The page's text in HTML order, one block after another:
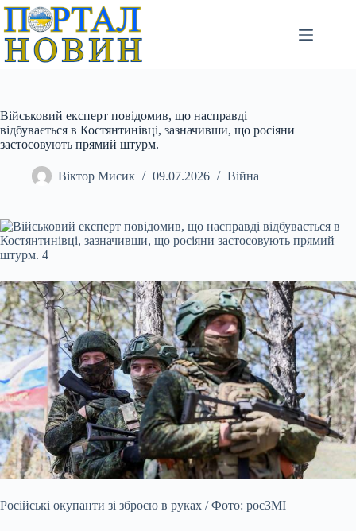
Перейти
вмісту
Військовий експерт повідомив, що насправді
відбувається в Костянтинівці, зазначивши, що росіяни
застосовують прямий штурм.
Віктор Мисик 09.07.2026 Війна
Російські окупанти зі зброєю в руках / Фото: росЗМІ